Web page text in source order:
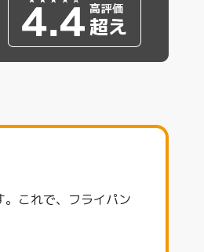
これで、フライパン